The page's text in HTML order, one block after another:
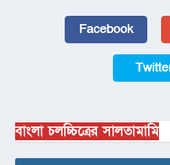
Facebook
বাংলা চলচ্চিত্রের সালতামামি